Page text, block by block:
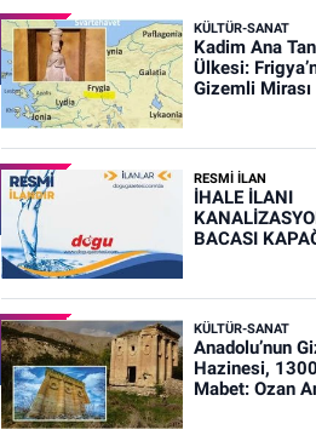
KÜLTÜR-SANAT
Kadim Ana
Ülkesi:
Gizemli Mirası
RESMİ İLAN
İHALE İLANI
BACASI
KÜLTÜR-SANAT
Anadolu’nun
Hazinesi, 1300
Mabet: Ozan